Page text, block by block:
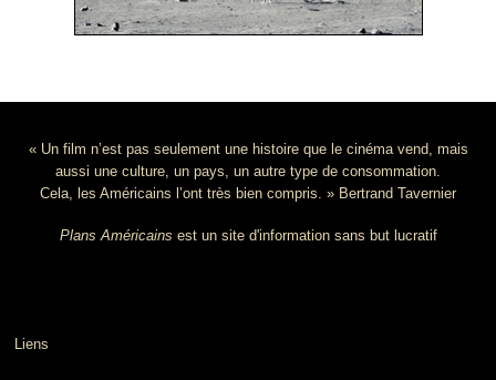
« Un film n’est pas seulement une histoire que le cinéma vend, mais
aussi une culture, un pays, un autre type de consommation.
Cela, les Américains l’ont très bien compris. » Bertrand Tavernier
Plans Américains est un site d'information sans but lucratif
Liens